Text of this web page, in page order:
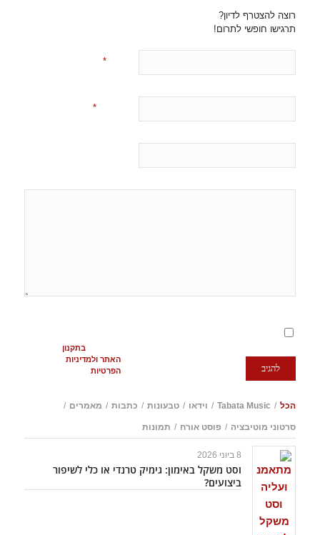
רוצה להצטרף לדיון?
תרגישו חופשי לתרום!
*
*
בתקנון
האתר ולמדיניות
הפרטיות
הכל /
Tabata Music
/ וידאו / טבעונות / כתבות / מאמרים /
סרטוני מוטיבציה / פוסט אורח / תמונות
8 ביוני 2026
וסט משקל באימון: גימיק טרנדי או כלי לשיפור
ביצועים?